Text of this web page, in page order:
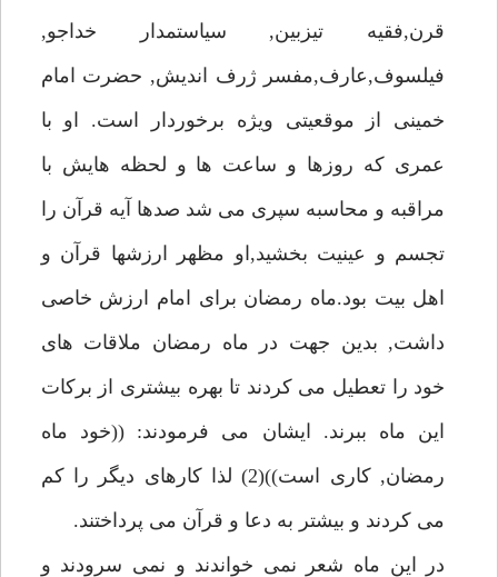
قرن,فقيه تيزبين, سياستمدار خداجو,
فيلسوف,عارف,مفسر ژرف انديش, حضرت امام
خمينى از موقعيتى ويژه برخوردار است. او با
عمرى كه روزها و ساعت ها و لحظه هايش با
مراقبه و محاسبه سپرى مى شد صدها آيه قرآن را
تجسم و عينيت بخشيد,او مظهر ارزشها قرآن و
اهل بيت بود.ماه رمضان براى امام ارزش خاصى
داشت, بدين جهت در ماه رمضان ملاقات هاى
خود را تعطيل مى كردند تا بهره بيشترى از بركات
اين ماه ببرند. ايشان مى فرمودند: ((خود ماه
رمضان, كارى است))(2) لذا كارهاى ديگر را كم
مى كردند و بيشتر به دعا و قرآن مى پرداختند.
در اين ماه شعر نمى خواندند و نمى سرودند و